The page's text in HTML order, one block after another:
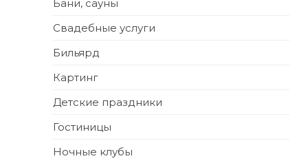
Бани, сауны
Свадебные услуги
Бильярд
Картинг
Детские праздники
Гостиницы
Ночные клубы